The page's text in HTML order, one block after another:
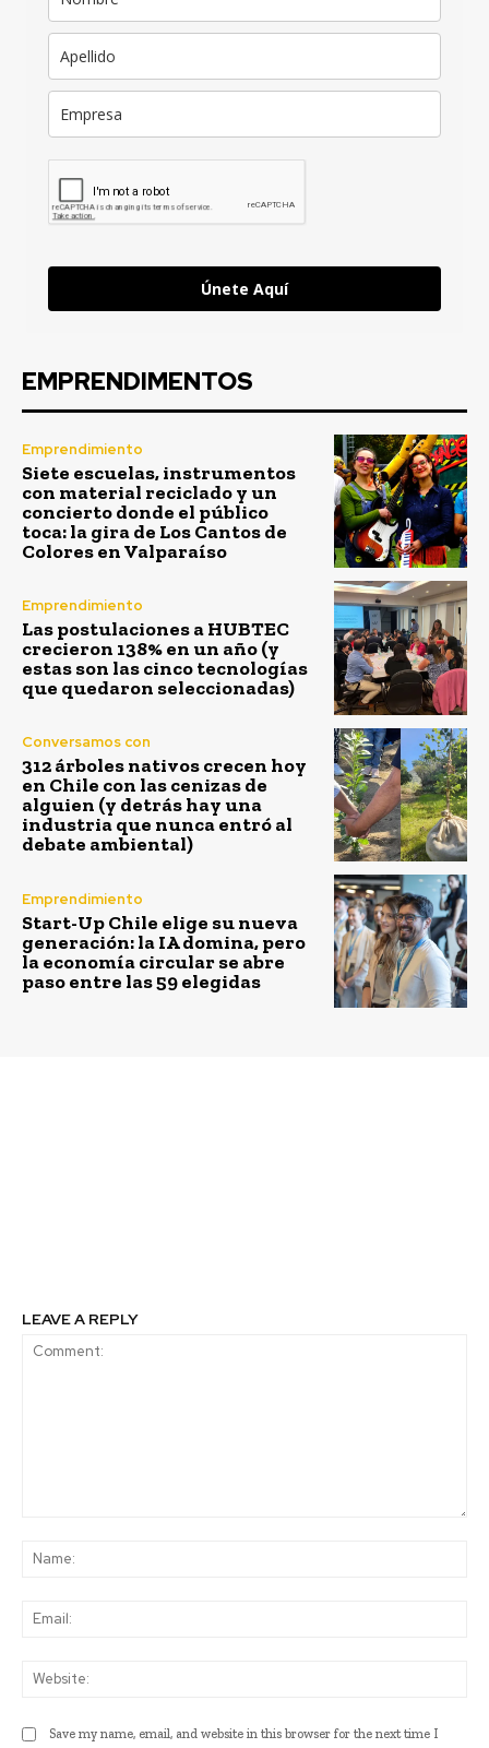
Únete Aquí
EMPRENDIMENTOS
Emprendimiento
Siete escuelas, instrumentos
con material reciclado y un
concierto donde el público
toca: la gira de Los Cantos de
Colores en Valparaíso
Emprendimiento
Las postulaciones a HUBTEC
crecieron 138% en un año (y
estas son las cinco tecnologías
que quedaron seleccionadas)
Conversamos con
312 árboles nativos crecen hoy
en Chile con las cenizas de
alguien (y detrás hay una
industria que nunca entró al
debate ambiental)
Emprendimiento
Start-Up Chile elige su nueva
generación: la IA domina, pero
la economía circular se abre
paso entre las 59 elegidas
LEAVE A REPLY
Save my name, email, and website in this browser for the next time I